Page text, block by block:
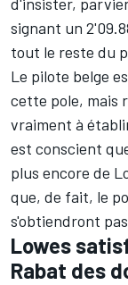
signant un
tout le reste du
Le pilote belge
cette pole, mais
vraiment à
est conscient
plus encore de
que, de fait, le
s'obtiendront
Lowes
Rabat des